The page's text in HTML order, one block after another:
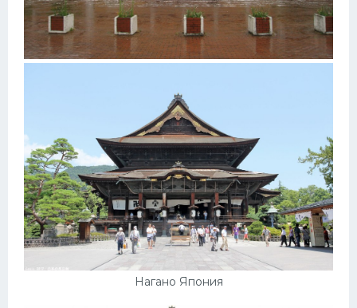
Нагано Япония